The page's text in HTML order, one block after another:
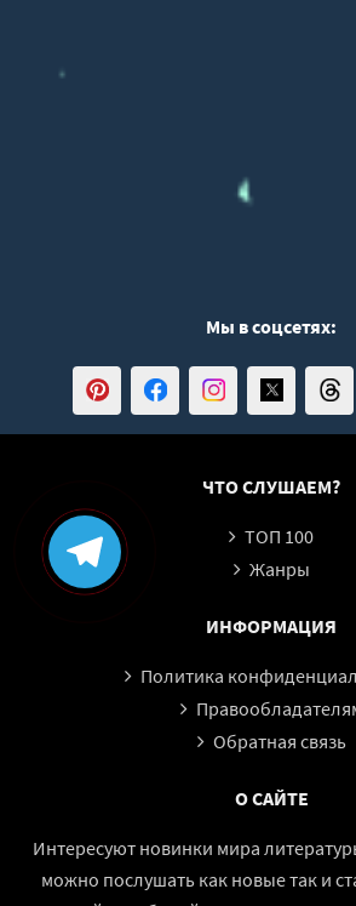
Мы в соцсетях:
ЧТО СЛУШАЕМ?
ТОП 100
Жанры
ИНФОРМАЦИЯ
Политика
Обратная связь
О САЙТЕ
Интересуют новинки мира
можно послушать как новые так и